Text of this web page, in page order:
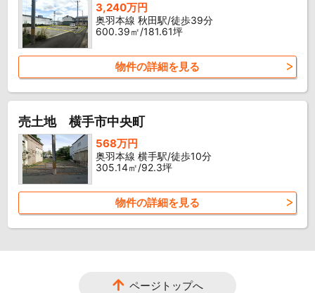
3,240万円
奥羽本線 秋田駅/徒歩39分
600.39㎡/181.61坪
物件の詳細を見る
売土地 横手市中央町
568万円
奥羽本線 横手駅/徒歩10分
305.14㎡/92.3坪
物件の詳細を見る
ページトップへ